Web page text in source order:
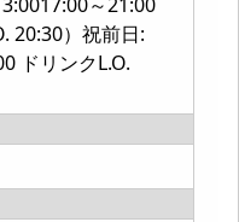
20:30）祝前日:
ドリンクL.O.